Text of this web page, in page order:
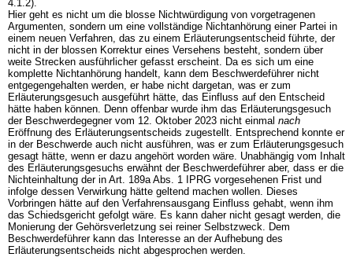
4.1.2).
Hier geht es nicht um die blosse Nichtwürdigung von vorgetragenen
Argumenten, sondern um eine vollständige Nichtanhörung einer Partei in
einem neuen Verfahren, das zu einem Erläuterungsentscheid führte, der
nicht in der blossen Korrektur eines Versehens besteht, sondern über
weite Strecken ausführlicher gefasst erscheint. Da es sich um eine
komplette Nichtanhörung handelt, kann dem Beschwerdeführer nicht
entgegengehalten werden, er habe nicht dargetan, was er zum
Erläuterungsgesuch ausgeführt hätte, das Einfluss auf den Entscheid
hätte haben können. Denn offenbar wurde ihm das Erläuterungsgesuch
der Beschwerdegegner vom 12. Oktober 2023 nicht einmal nach
Eröffnung des Erläuterungsentscheids zugestellt. Entsprechend konnte er
in der Beschwerde auch nicht ausführen, was er zum Erläuterungsgesuch
gesagt hätte, wenn er dazu angehört worden wäre. Unabhängig vom Inhalt
des Erläuterungsgesuchs erwähnt der Beschwerdeführer aber, dass er die
Nichteinhaltung der in Art. 189a Abs. 1 IPRG vorgesehenen Frist und
infolge dessen Verwirkung hätte geltend machen wollen. Dieses
Vorbringen hätte auf den Verfahrensausgang Einfluss gehabt, wenn ihm
das Schiedsgericht gefolgt wäre. Es kann daher nicht gesagt werden, die
Monierung der Gehörsverletzung sei reiner Selbstzweck. Dem
Beschwerdeführer kann das Interesse an der Aufhebung des
Erläuterungsentscheids nicht abgesprochen werden.